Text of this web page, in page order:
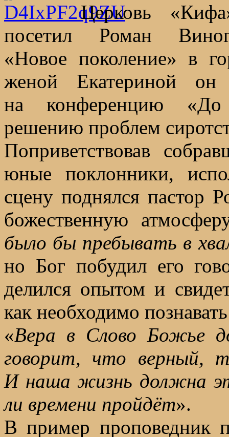
Церковь
посетил Роман
«Новое поколение» в
женой Екатериной
на конференцию «До
решению проблем
Поприветствовав
юные поклонники,
сцену поднялся пастор
божественную
было бы пребывать в
но Бог побудил его
делился опытом и
как необходимо
«Вера в Слово Божье
говорит, что верный,
И наша жизнь должна
ли времени пройдёт».
В пример проповедник